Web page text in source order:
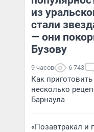
из
стали
— они
Бузову
9 часов 6 743
Как
несколько
Барнаула
«Позавтракал и